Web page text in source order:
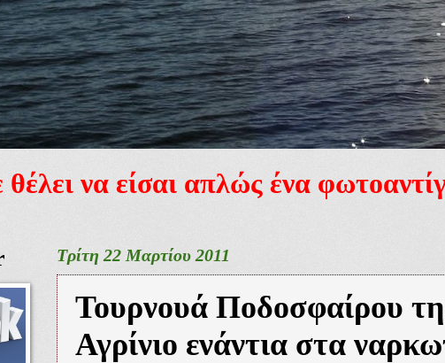
θέλει να είσαι απλώς ένα
Τρίτη 22 Μαρτίου 2011
Τουρνουά Ποδοσφαίρου
Αγρίνιο ενάντια στα